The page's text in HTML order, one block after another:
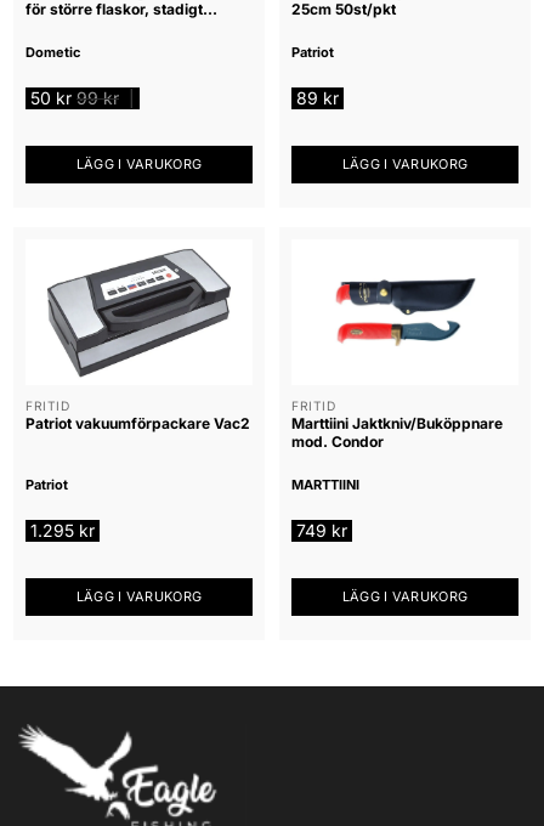
för större flaskor, stadigt
Dometic
50 kr 99kr
LÄGG I VARUKORG
25cm 50st/pkt
Patriot
89 kr
LÄGG I VARUKORG
FRITID
Patriot vakuumförpackare Vac2
Patriot
1.295 kr
LÄGG I VARUKORG
FRITID
Marttiini Jaktkniv/Buköppnare
mod. Condor
MARTTIINI
749 kr
LÄGG I VARUKORG